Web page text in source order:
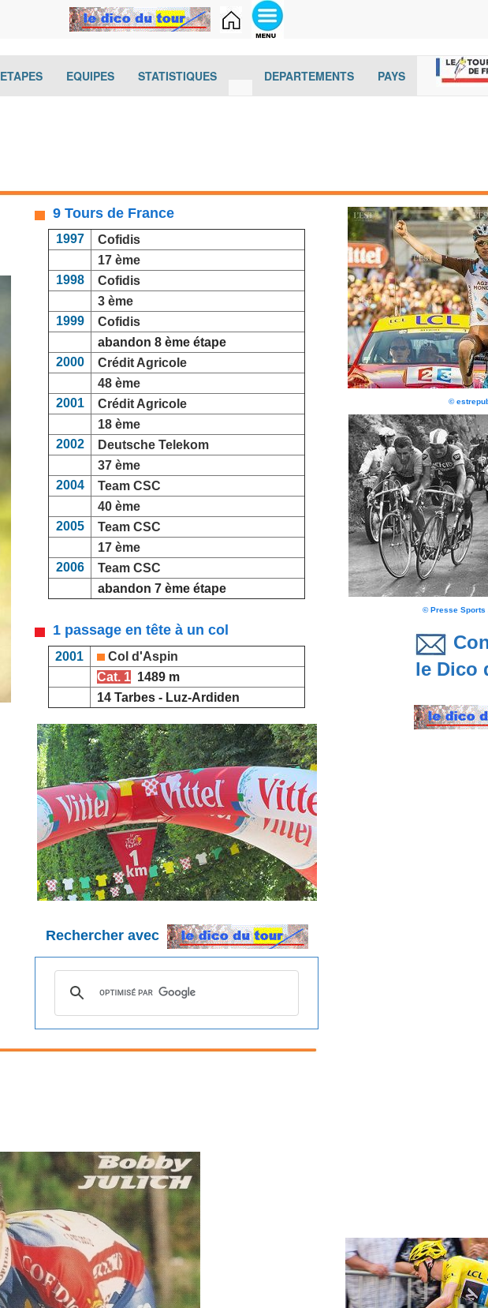
(current)EQUIPES(current)STATISTIQUES(current)(current)
DEPARTEMENTS(current)
PAYS(cur
9 Tours de France
1997
Cofidis
17 ème
1998
Cofidis
3 ème
1999
Cofidis
abandon 8 ème étape
2000
Crédit Agricole
48 ème
2001
Crédit Agricole
18 ème
2002
Deutsche Telekom
37 ème
2004
Team CSC
40 ème
2005
Team CSC
17 ème
2006
Team CSC
abandon 7 ème étape
1 passage en tête à un col
2001
Col d'Aspin
Cat. 1 1489 m
14 Tarbes - Luz-Ardiden
Rechercher avec
©
© Presse Sports
le Dico